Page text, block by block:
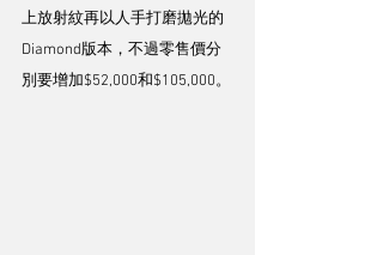
上放射紋再以人手打磨拋光的
Diamond版本，不過零售價分
別要增加$52,000和$105,000。